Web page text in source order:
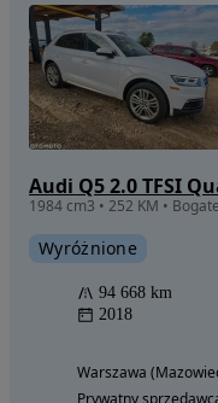
Audi Q5 2.0 TFSI
Wyróżnione
94 668 km
2018
Warszawa
Prywatny